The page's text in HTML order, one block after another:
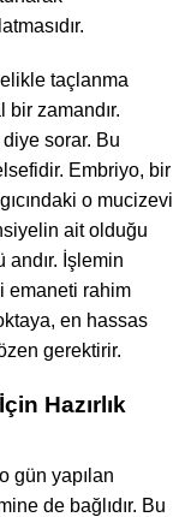
taçlanma
bir zamandır.
sorar. Bu
Embriyo, bir
o mucizevi
ait olduğu
İşlemin
emaneti rahim
en hassas
gerektirir.
Hazırlık
gün yapılan
de bağlıdır. Bu